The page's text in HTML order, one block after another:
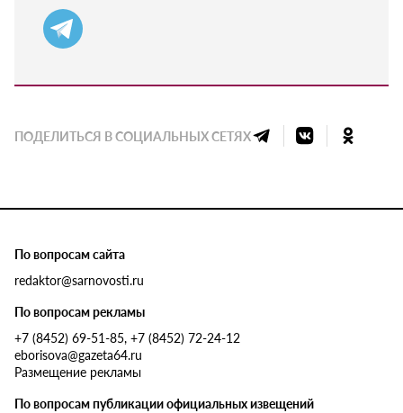
ПОДЕЛИТЬСЯ В СОЦИАЛЬНЫХ СЕТЯХ
По вопросам сайта
redaktor@sarnovosti.ru
По вопросам рекламы
+7 (8452) 69-51-85, +7 (8452) 72-24-12
eborisova@gazeta64.ru
Размещение рекламы
По вопросам публикации официальных извещений